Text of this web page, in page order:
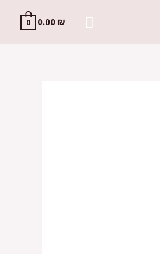
0.00₪
0